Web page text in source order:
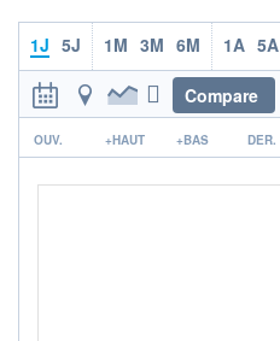
OUVERTURE
9,7601
9,7721
COTATION SPÉCIFIQUE
1J 5J 1M 3M 6M 1A 5A
Compare
r
OUV. +HAUT +BAS DER.